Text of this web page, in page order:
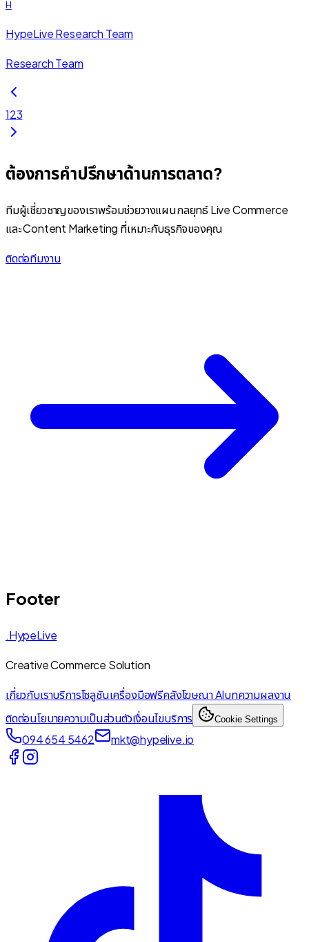
H
HypeLive Research Team
Research Team
123
ต้องการคำปรึกษาด้านการตลาด?
ทีมผู้เชี่ยวชาญของเราพร้อมช่วยวางแผนกลยุทธ์ Live Commerce
และ Content Marketing ที่เหมาะกับธุรกิจของคุณ
ติดต่อทีมงาน
Footer
.HypeLive
Creative Commerce Solution
เกี่ยวกับเราบริการโซลูชันเครื่องมือฟรีคลังโฆษณา AIบทความผลงาน
ติดต่อนโยบายความเป็นส่วนตัวเงื่อนไขบริการ Cookie Settings
094 654 5462 mkt@hypelive.io